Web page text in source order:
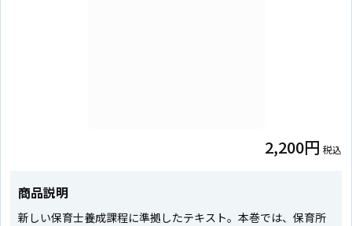
2,200円 税込
商品説明
新しい保育士養成課程に準拠したテキスト。本巻では、保育所